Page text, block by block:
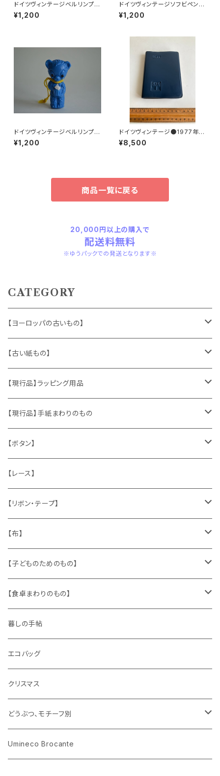
ドイツヴィンテージベルリンプラ
ベア青204
¥1,200
ドイツヴィンテージソフビペンギ
ンの親子
¥1,200
ドイツヴィンテージベルリンプラ
ベア青215
¥1,200
ドイツヴィンテージ●1977年ポ
ケットカレンダーKDT手帳未使
用DDR
¥8,500
商品一覧に戻る
20,000円以上の購入で
配送料無料
※ゆうパックでの発送となります※
CATEGORY
【ヨーロッパの古いもの】
ヴィンテージアクセサリー
おもちゃ、ぬいぐるみ
くま、テディベア
うさぎ
キャラクター
ピノキオ
ヴィンテージファブリック
ハンドメイド製品
お部屋に飾るもの
メタル製品
缶、箱
陶磁器
文房具
木製品
ミニチュア、ドールハウス
【古い紙もの】
切手、FDC
ポストカード、カレンダー
マッチラベル、食品ラベル
蔵書票、荷札、ビュバー、伝票
シール、ステッカー、クロモス
袋、箱、ナプキン、コースター
パズル、ゲーム
古本、古雑誌、古えほん
古レコード
古せっけん
ラッピングペーパー、壁紙
【現行品】ラッピング用品
伝票、タグ、シール
袋、ラッピングペーパー
ひも、テープ
【現行品】手紙まわりのもの
封筒、ポストカード
切手
スタンプ
文房具
【ボタン】
木
貝
メタル
ガラス
プラスチック
紙
【レース】
【リボン・テープ】
チロルテープ・イニシャルテープ
トリム
ワッペン
【布】
キッチンクロス、ナプキン
ニット
布地
【子どものためのもの】
身に着けるもの
【食卓まわりのもの】
ガラス
花びん
小物入れ
陶磁器
カップアンドソーサー
プレート
木製品
ホーロー
メタル
暮しの手帖
エコバッグ
クリスマス
どうぶつ、モチーフ別
くま、ベア
Umineco Brocante